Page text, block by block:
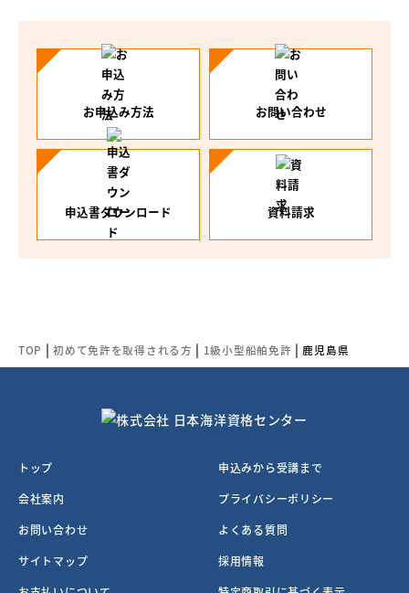
お申込み方法 お問い合わせ
申込書ダウンロード 資料請求
TOP |初めて免許を取得される方 | 1級小型船舶免許 |鹿児島県
トップ
会社案内
お問い合わせ
サイトマップ
申込みから受講まで
プライバシーポリシー
よくある質問
採用情報